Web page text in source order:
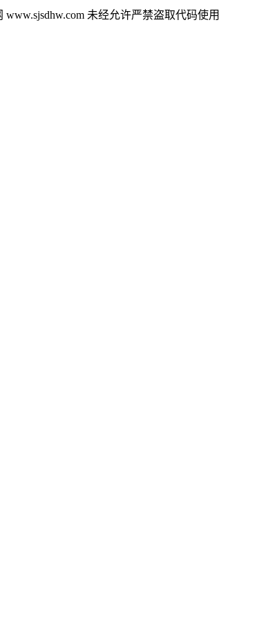
未经允许严禁盗取代码使用